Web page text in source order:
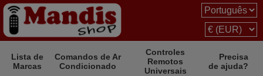
Lista de
Marcas
Comandos de Ar
Condicionado
Controles
Remotos
Universais
Precisa
de ajuda?